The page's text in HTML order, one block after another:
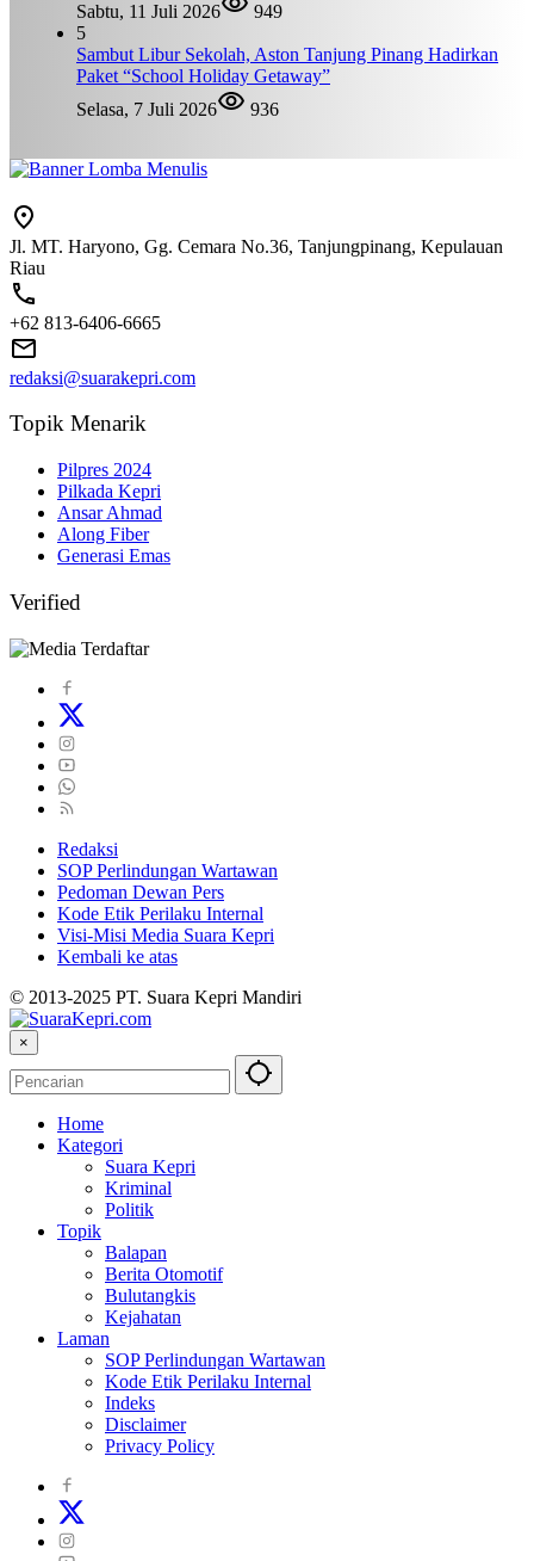
Sabtu, 11 Juli 2026
949
5
Sambut Libur Sekolah, Aston Tanjung Pinang Hadirkan
Paket “School Holiday Getaway”
Selasa, 7 Juli 2026
936
Jl. MT. Haryono, Gg. Cemara No.36, Tanjungpinang, Kepulauan
Riau
+62 813-6406-6665
redaksi@suarakepri.com
Topik Menarik
Pilpres 2024
Pilkada Kepri
Ansar Ahmad
Along Fiber
Generasi Emas
Verified
Redaksi
SOP Perlindungan Wartawan
Pedoman Dewan Pers
Kode Etik Perilaku Internal
Visi-Misi Media Suara Kepri
Kembali ke atas
© 2013-2025 PT. Suara Kepri Mandiri
×
Home
Kategori
Suara Kepri
Kriminal
Politik
Topik
Balapan
Berita Otomotif
Bulutangkis
Kejahatan
Laman
SOP Perlindungan Wartawan
Kode Etik Perilaku Internal
Indeks
Disclaimer
Privacy Policy